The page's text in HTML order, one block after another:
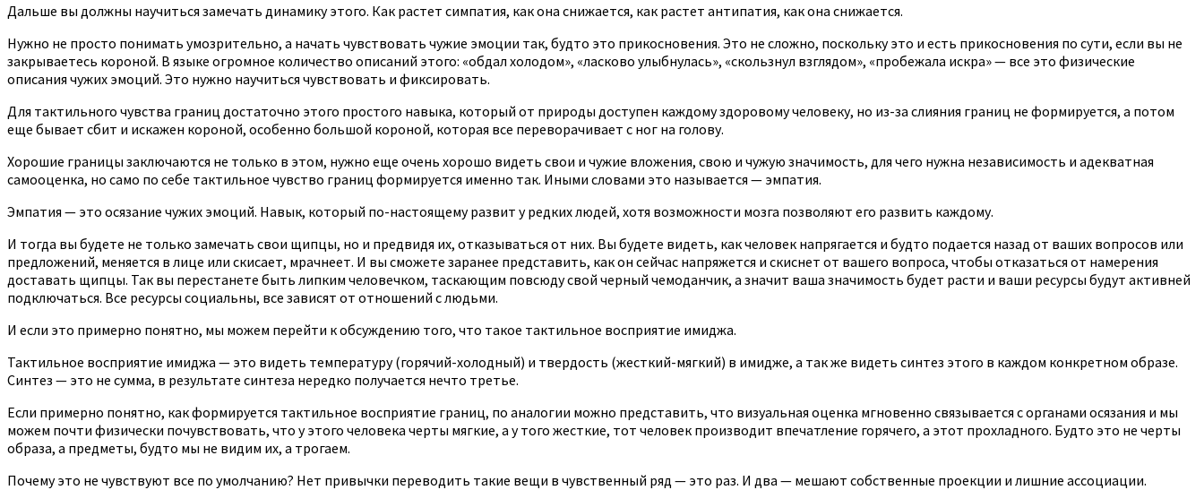
Дальше вы должны научиться замечать динамику этого. Как растет симпатия, как она снижается, как растет антипатия, как она снижается.
Нужно не просто понимать умозрительно, а начать чувствовать чужие эмоции так, будто это прикосновения. Это не сложно, поскольку это и есть прикосновения по сути, если вы не
закрываетесь короной. В языке огромное количество описаний этого: «обдал холодом», «ласково улыбнулась», «скользнул взглядом», «пробежала искра» — все это физические
описания чужих эмоций. Это нужно научиться чувствовать и фиксировать.
Для тактильного чувства границ достаточно этого простого навыка, который от природы доступен каждому здоровому человеку, но из-за слияния границ не формируется, а потом
еще бывает сбит и искажен короной, особенно большой короной, которая все переворачивает с ног на голову.
Хорошие границы заключаются не только в этом, нужно еще очень хорошо видеть свои и чужие вложения, свою и чужую значимость, для чего нужна независимость и адекватная
самооценка, но само по себе тактильное чувство границ формируется именно так. Иными словами это называется — эмпатия.
Эмпатия — это осязание чужих эмоций. Навык, который по-настоящему развит у редких людей, хотя возможности мозга позволяют его развить каждому.
И тогда вы будете не только замечать свои щипцы, но и предвидя их, отказываться от них. Вы будете видеть, как человек напрягается и будто подается назад от ваших вопросов или
предложений, меняется в лице или скисает, мрачнеет. И вы сможете заранее представить, как он сейчас напряжется и скиснет от вашего вопроса, чтобы отказаться от намерения
доставать щипцы. Так вы перестанете быть липким человечком, таскающим повсюду свой черный чемоданчик, а значит ваша значимость будет расти и ваши ресурсы будут активней
подключаться. Все ресурсы социальны, все зависят от отношений с людьми.
И если это примерно понятно, мы можем перейти к обсуждению того, что такое тактильное восприятие имиджа.
Тактильное восприятие имиджа — это видеть температуру (горячий-холодный) и твердость (жесткий-мягкий) в имидже, а так же видеть синтез этого в каждом конкретном образе.
Синтез — это не сумма, в результате синтеза нередко получается нечто третье.
Если примерно понятно, как формируется тактильное восприятие границ, по аналогии можно представить, что визуальная оценка мгновенно связывается с органами осязания и мы
можем почти физически почувствовать, что у этого человека черты мягкие, а у того жесткие, тот человек производит впечатление горячего, а этот прохладного. Будто это не черты
образа, а предметы, будто мы не видим их, а трогаем.
Почему это не чувствуют все по умолчанию? Нет привычки переводить такие вещи в чувственный ряд — это раз. И два — мешают собственные проекции и лишние ассоциации.